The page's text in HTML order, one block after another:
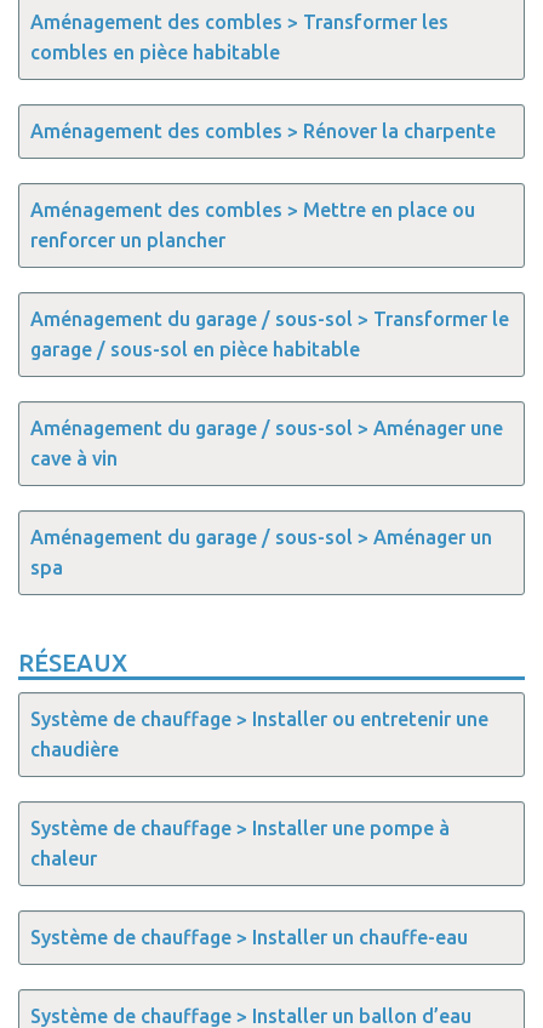
Aménagement des combles > Transformer les
combles en pièce habitable
Aménagement des combles > Rénover la charpente
Aménagement des combles > Mettre en place ou
renforcer un plancher
Aménagement du garage / sous-sol > Transformer le
garage / sous-sol en pièce habitable
Aménagement du garage / sous-sol > Aménager une
cave à vin
Aménagement du garage / sous-sol > Aménager un
spa
RÉSEAUX
Système de chauffage > Installer ou entretenir une
chaudière
Système de chauffage > Installer une pompe à
chaleur
Système de chauffage > Installer un chauffe-eau
Système de chauffage > Installer un ballon d’eau